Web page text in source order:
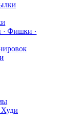
· Фишки ·